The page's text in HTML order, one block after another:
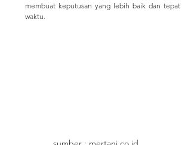
membuat keputusan yang lebih baik dan tepat
waktu.